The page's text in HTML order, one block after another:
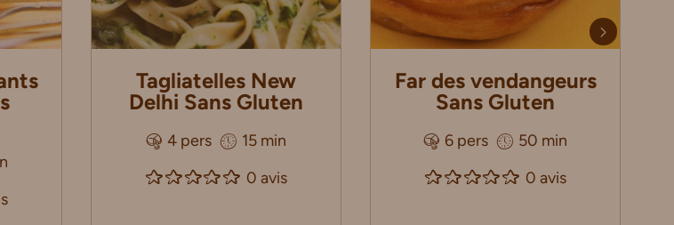
Tagliatelles New
Delhi Sans Gluten
4 pers
15 min
0 avis
Far des vendangeurs
Sans Gluten
6 pers
50 min
0 avis